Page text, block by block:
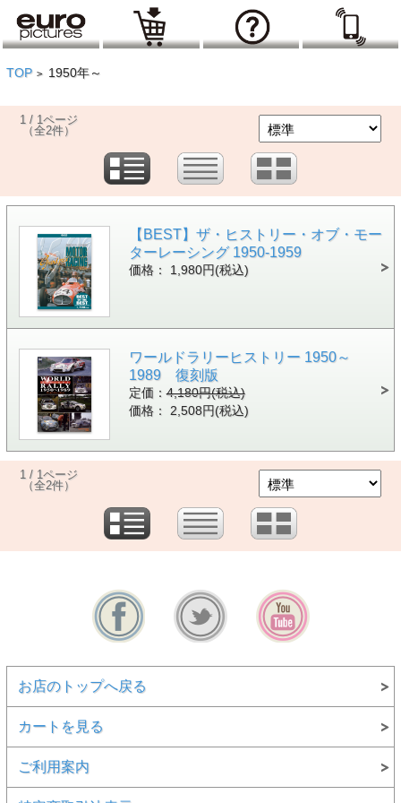
TOP > 1950年～
1 / 1ページ
（全2件）
【BEST】ザ・ヒストリー・オブ・モー
ターレーシング 1950-1959
価格： 1,980円(税込)
ワールドラリーヒストリー 1950～
1989 復刻版
定価：4,180円(税込)
価格： 2,508円(税込)
1 / 1ページ
（全2件）
お店のトップへ戻る
カートを見る
ご利用案内